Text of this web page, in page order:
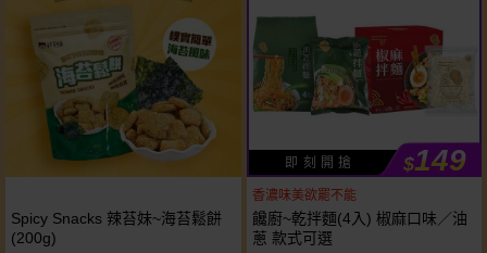
Spicy Snacks 辣苔妹~海苔鬆餅
(200g)
即 刻 開 搶 $149
香濃味美欲罷不能
饞廚~乾拌麵(4入) 椒麻口味／油
蔥 款式可選